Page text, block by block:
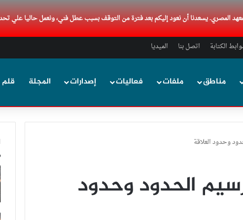
المصري. يسعدنا أن نعود إليكم بعد فترة من التوقف بسبب عطل فني، ونعمل حاليا علي
الكتابة اتصل بنا الميديا
مناطق ملفات فعاليات إصدارات المجلة قلم
وحدود العلاقة
الحدود وحدود